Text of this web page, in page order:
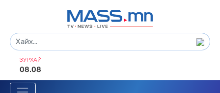
ЗУРХАЙ
08.08